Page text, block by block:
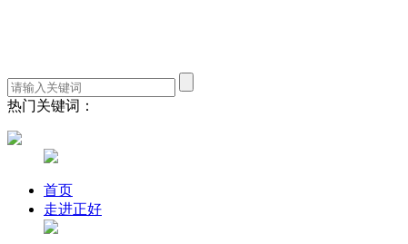
热门关键词：
首页
走进正好